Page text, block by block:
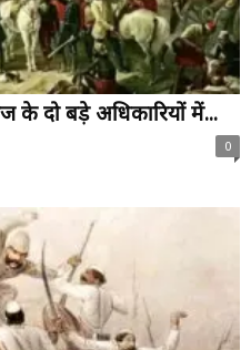
के दो बड़े अधिकारियों में...
0